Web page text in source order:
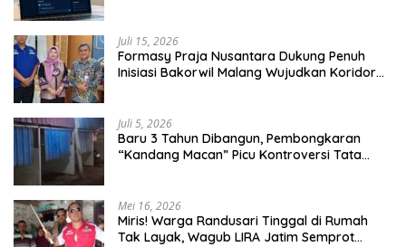
Juli 15, 2026
Formasy Praja Nusantara Dukung Penuh
Inisiasi Bakorwil Malang Wujudkan Koridor
Juli 5, 2026
Baru 3 Tahun Dibangun, Pembongkaran
“Kandang Macan” Picu Kontroversi Tata
Mei 16, 2026
Miris! Warga Randusari Tinggal di Rumah
Tak Layak, Wagub LIRA Jatim Semprot